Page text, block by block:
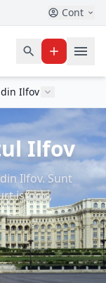
Cont
Ilfov
Ilfov
Ilfov. Sunt
istoric,